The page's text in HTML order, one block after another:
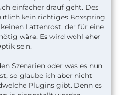
einfacher drauf geht. Des
kein richtiges Boxspring
Lattenrost, der für eine
wäre. Es wird wohl eher
sein.
Szenarien oder was es nun
so glaube ich aber nicht
Plugins gibt. Denn es